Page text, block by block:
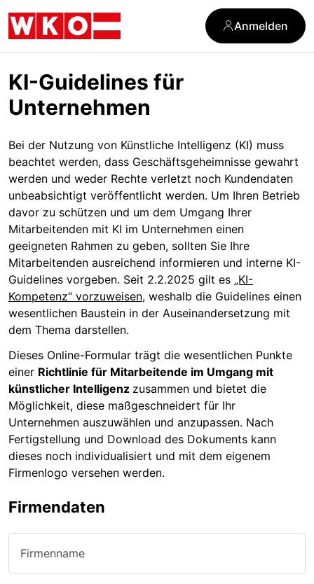
Inhalt
springen
Hauptnavigation
springen
Footer
springen
Anmelden
KI-Guidelines für
Unternehmen
KI-
Guidelines
für
Unternehmen
—
Schritt
1
von
1
Bei der Nutzung von Künstliche Intelligenz (KI) muss
beachtet werden, dass Geschäftsgeheimnisse gewahrt
werden und weder Rechte verletzt noch Kundendaten
unbeabsichtigt veröffentlicht werden. Um Ihren Betrieb
davor zu schützen und um dem Umgang Ihrer
Mitarbeitenden mit KI im Unternehmen einen
geeigneten Rahmen zu geben, sollten Sie Ihre
Mitarbeitenden ausreichend informieren und interne KI-
Guidelines vorgeben. Seit 2.2.2025 gilt es „KI-
Kompetenz“ vorzuweisen, weshalb die Guidelines einen
wesentlichen Baustein in der Auseinandersetzung mit
dem Thema darstellen.
Dieses Online-Formular trägt die wesentlichen Punkte
einer Richtlinie für Mitarbeitende im Umgang mit
künstlicher Intelligenz zusammen und bietet die
Möglichkeit, diese maßgeschneidert für Ihr
Unternehmen auszuwählen und anzupassen. Nach
Fertigstellung und Download des Dokuments kann
dieses noch individualisiert und mit dem eigenem
Firmenlogo versehen werden.
Firmendaten
Firmenname